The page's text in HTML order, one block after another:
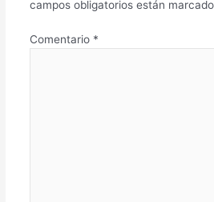
campos obligatorios están
Comentario *